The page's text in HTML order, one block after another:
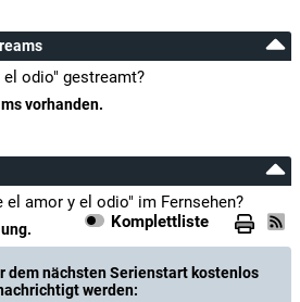
odio" gestreamt?
vorhanden.
el amor y el odio" im Fernsehen?
Komplettliste
dem nächsten Serienstart kostenlos
werden: